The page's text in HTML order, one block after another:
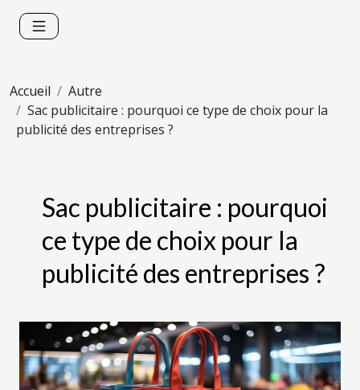
Accueil
Autre
Sac publicitaire : pourquoi ce type de choix pour la
publicité des entreprises ?
Sac publicitaire : pourquoi
ce type de choix pour la
publicité des entreprises ?